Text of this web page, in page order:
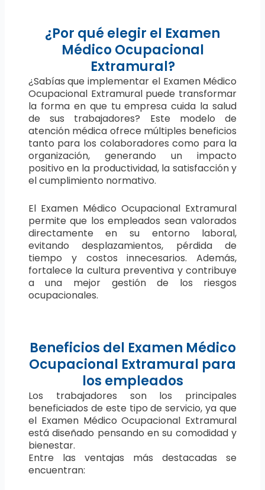
¿Por qué elegir el Examen
Médico Ocupacional
Extramural?
¿Sabías que implementar el Examen Médico
Ocupacional Extramural puede transformar
la forma en que tu empresa cuida la salud
de sus trabajadores? Este modelo de
atención médica ofrece múltiples beneficios
tanto para los colaboradores como para la
organización, generando un impacto
positivo en la productividad, la satisfacción y
el cumplimiento normativo.
El Examen Médico Ocupacional Extramural
permite que los empleados sean valorados
directamente en su entorno laboral,
evitando desplazamientos, pérdida de
tiempo y costos innecesarios. Además,
fortalece la cultura preventiva y contribuye
a una mejor gestión de los riesgos
ocupacionales.
Beneficios del Examen Médico
Ocupacional Extramural para
los empleados
Los trabajadores son los principales
beneficiados de este tipo de servicio, ya que
el Examen Médico Ocupacional Extramural
está diseñado pensando en su comodidad y
bienestar.
Entre las ventajas más destacadas se
encuentran: